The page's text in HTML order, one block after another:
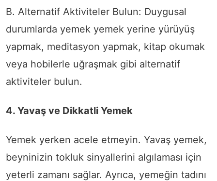
B. Alternatif Aktiviteler Bulun: Duygusal
durumlarda yemek yemek yerine yürüyüş
yapmak, meditasyon yapmak, kitap okumak
veya hobilerle uğraşmak gibi alternatif
aktiviteler bulun.
4. Yavaş ve Dikkatli Yemek
Yemek yerken acele etmeyin. Yavaş yemek,
beyninizin tokluk sinyallerini algılaması için
yeterli zamanı sağlar. Ayrıca, yemeğin tadını